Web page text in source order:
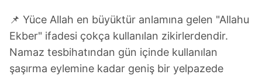
📌 Yüce Allah en büyüktür anlamına gelen "Allahu
Ekber" ifadesi çokça kullanılan zikirlerdendir.
Namaz tesbihatından gün içinde kullanılan
şaşırma eylemine kadar geniş bir yelpazede